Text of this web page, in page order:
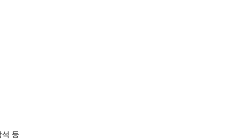
석 등